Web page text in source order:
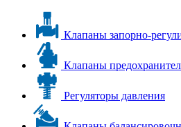
Клапаны запорно-
Клапаны
Регуляторы давления